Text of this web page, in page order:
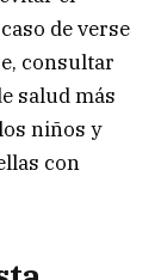
de verse
consultar
salud más
niños y
con